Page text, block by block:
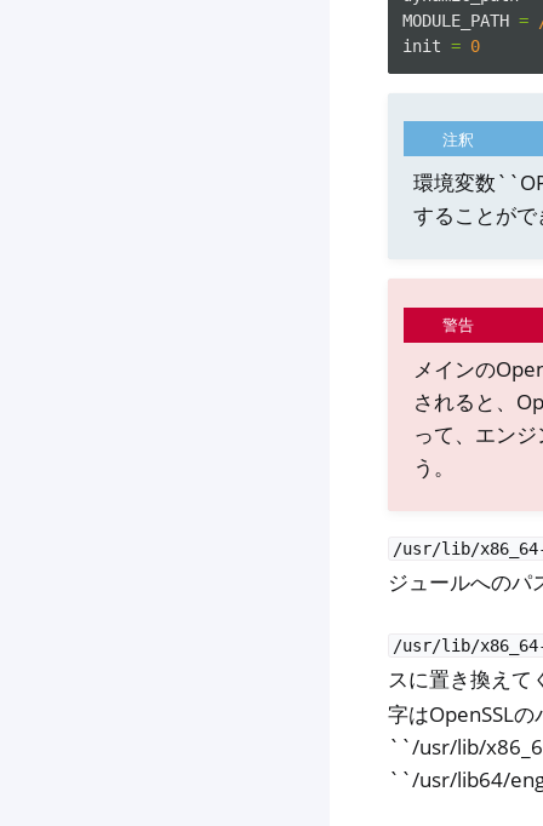
MODULE_PATH =
init = 0
注釈
環境変数
することが
警告
メインの
されると、
って、エン
う。
/usr/lib/
ジュールへのパ
/usr/lib/
スに置き換えて
字はOpenSSL
``/usr/lib/
``/usr/lib64/